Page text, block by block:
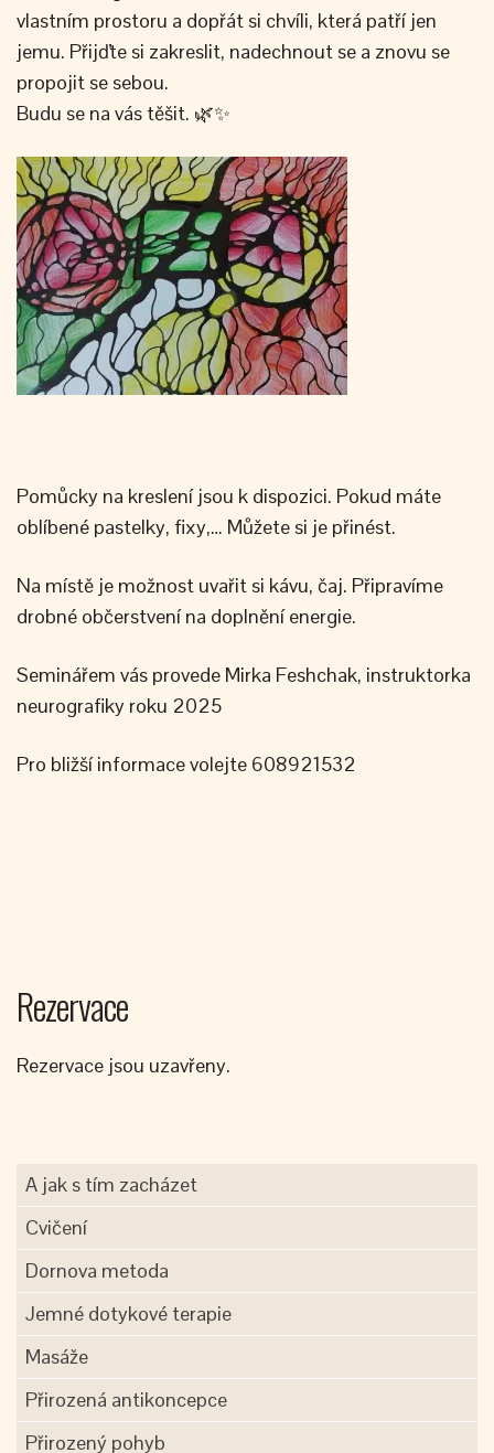
vlastním prostoru a dopřát si chvíli, která patří jen
jemu. Přijďte si zakreslit, nadechnout se a znovu se
propojit se sebou.
Budu se na vás těšit. 🌿✨
Pomůcky na kreslení jsou k dispozici. Pokud máte
oblíbené pastelky, fixy,… Můžete si je přinést.
Na místě je možnost uvařit si kávu, čaj. Připravíme
drobné občerstvení na doplnění energie.
Seminářem vás provede Mirka Feshchak, instruktorka
neurografiky roku 2025
Pro bližší informace volejte 608921532
Rezervace
Rezervace jsou uzavřeny.
A jak s tím zacházet
Cvičení
Dornova metoda
Jemné dotykové terapie
Masáže
Přirozená antikoncepce
Přirozený pohyb